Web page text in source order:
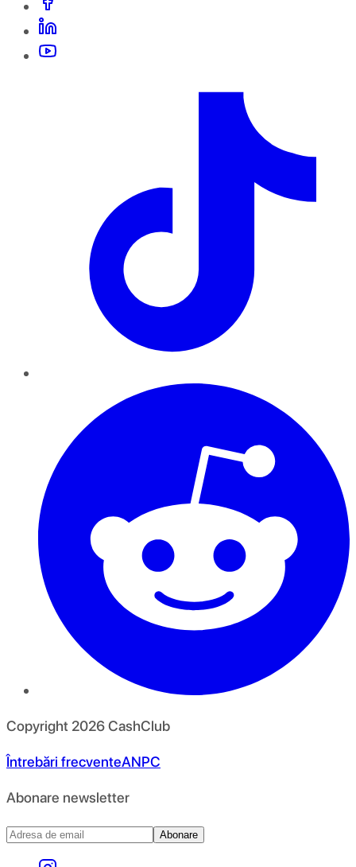
Copyright 2026CashClub
Întrebări frecventeANPC
Abonare newsletter
Abonare